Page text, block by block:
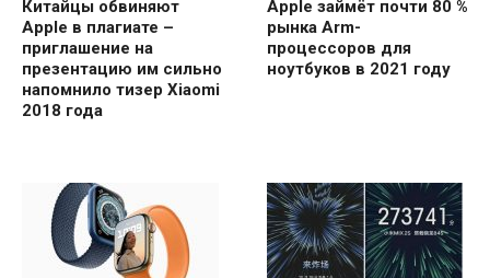
Китайцы обвиняют
Apple в плагиате –
приглашение на
презентацию им сильно
напомнило тизер Xiaomi
2018 года
Apple займёт почти 80 %
рынка Arm-
процессоров для
ноутбуков в 2021 году